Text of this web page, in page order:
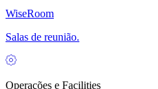
WiseRoom
Salas de reunião.
Operações e Facilities